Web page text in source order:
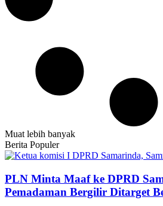
Muat lebih banyak
Berita Populer
PLN Minta Maaf ke DPRD
Pemadaman Bergilir Ditarget